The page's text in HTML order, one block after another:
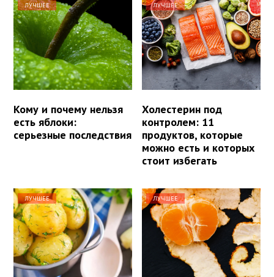
ЛУЧШЕЕ
Кому и почему нельзя
есть яблоки:
серьезные последствия
ЛУЧШЕЕ
Холестерин под
контролем: 11
продуктов, которые
можно есть и которых
стоит избегать
ЛУЧШЕЕ ЛУЧШЕЕ